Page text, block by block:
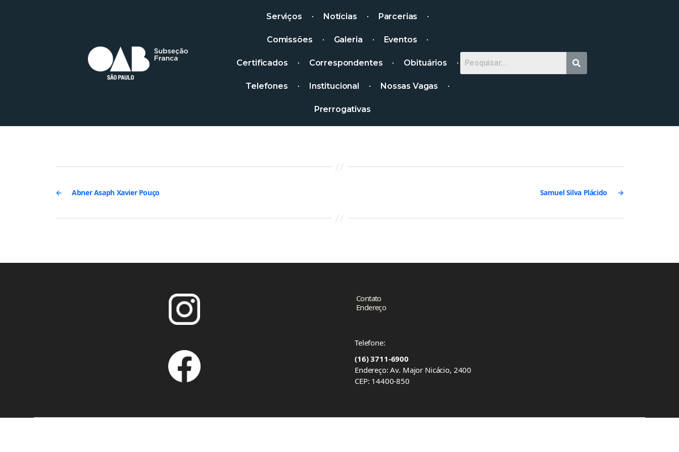
Serviços Notícias Parcerias
Comissões Galeria Eventos
Certificados Correspondentes Obituários
Telefones Institucional Nossas Vagas
Prerrogativas
← Abner Asaph Xavier Pouço →
Samuel Silva Plácido
Contato
Endereço
Telefone:
(16) 3711-6900
Endereço: Av. Major Nicácio, 2400
CEP: 14400-850